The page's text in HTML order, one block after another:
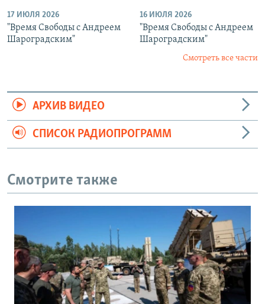
17 ИЮЛЯ 2026
"Время Свободы с Андреем
Шароградским"
16 ИЮЛЯ 2026
"Время Свободы с Андреем
Шароградским"
Смотреть все части
АРХИВ ВИДЕО
СПИСОК РАДИОПРОГРАММ
Смотрите также